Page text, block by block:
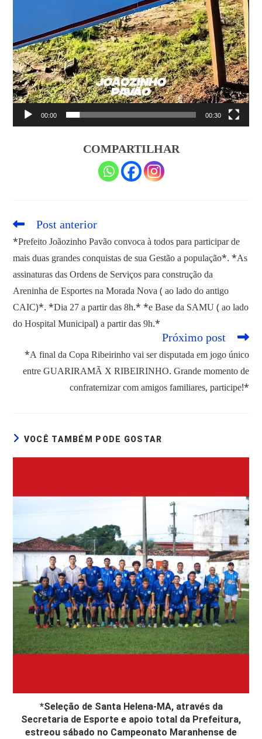
00:00 00:30
COMPARTILHAR
Leia
artigos
Post anterior
*Prefeito Joãozinho Pavão convoca à todos para participar de
mais duas grandes conquistas de sua Gestão a população*. *As
assinaturas das Ordens de Serviços para construção da
Areninha de Esportes na Morada Nova ( ao lado do antigo
CAIC)*. *Dia 27 a partir das 8h.* *e Base da SAMU ( ao lado
do Hospital Municipal) a partir das 9h.*
Próximo post
*A final da Copa Ribeirinho vai ser disputada em jogo único
entre GUARIRAMÃ X RIBEIRINHO. Grande momento de
confraternizar com amigos familiares, participe!*
VOCÊ TAMBÉM PODE GOSTAR
*Seleção de Santa Helena-MA, através da
Secretaria de Esporte e apoio total da Prefeitura,
estreou sábado no Campeonato Maranhense de